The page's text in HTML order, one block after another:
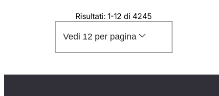
Risultati: 1-12 di 4245
Vedi 12 per pagina